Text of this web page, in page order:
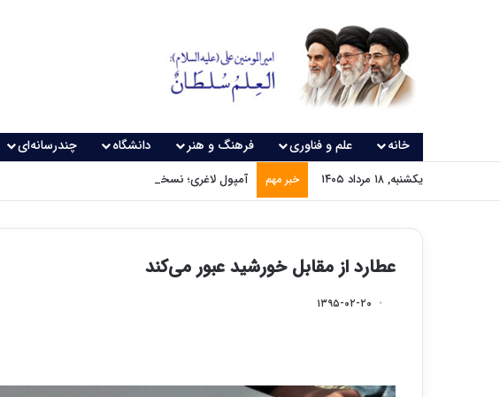
خانه علم و فناوری فرهنگ و هنر دانشگاه چندرسانه‌ای
یکشنبه, ۱۸ مرداد ۱۴۰۵ خبر مهم آمپول لاغری؛ نسخه‌ای که بدون تغذیه خطرناک می‌شود
عطارد از مقابل خورشید عبور می‌کند
۱۳۹۵-۰۲-۲۰